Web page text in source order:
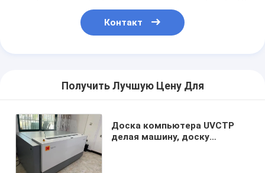
Контакт
Получить Лучшую Цену Для
Доска компьютера UVCTP
делая машину, доску